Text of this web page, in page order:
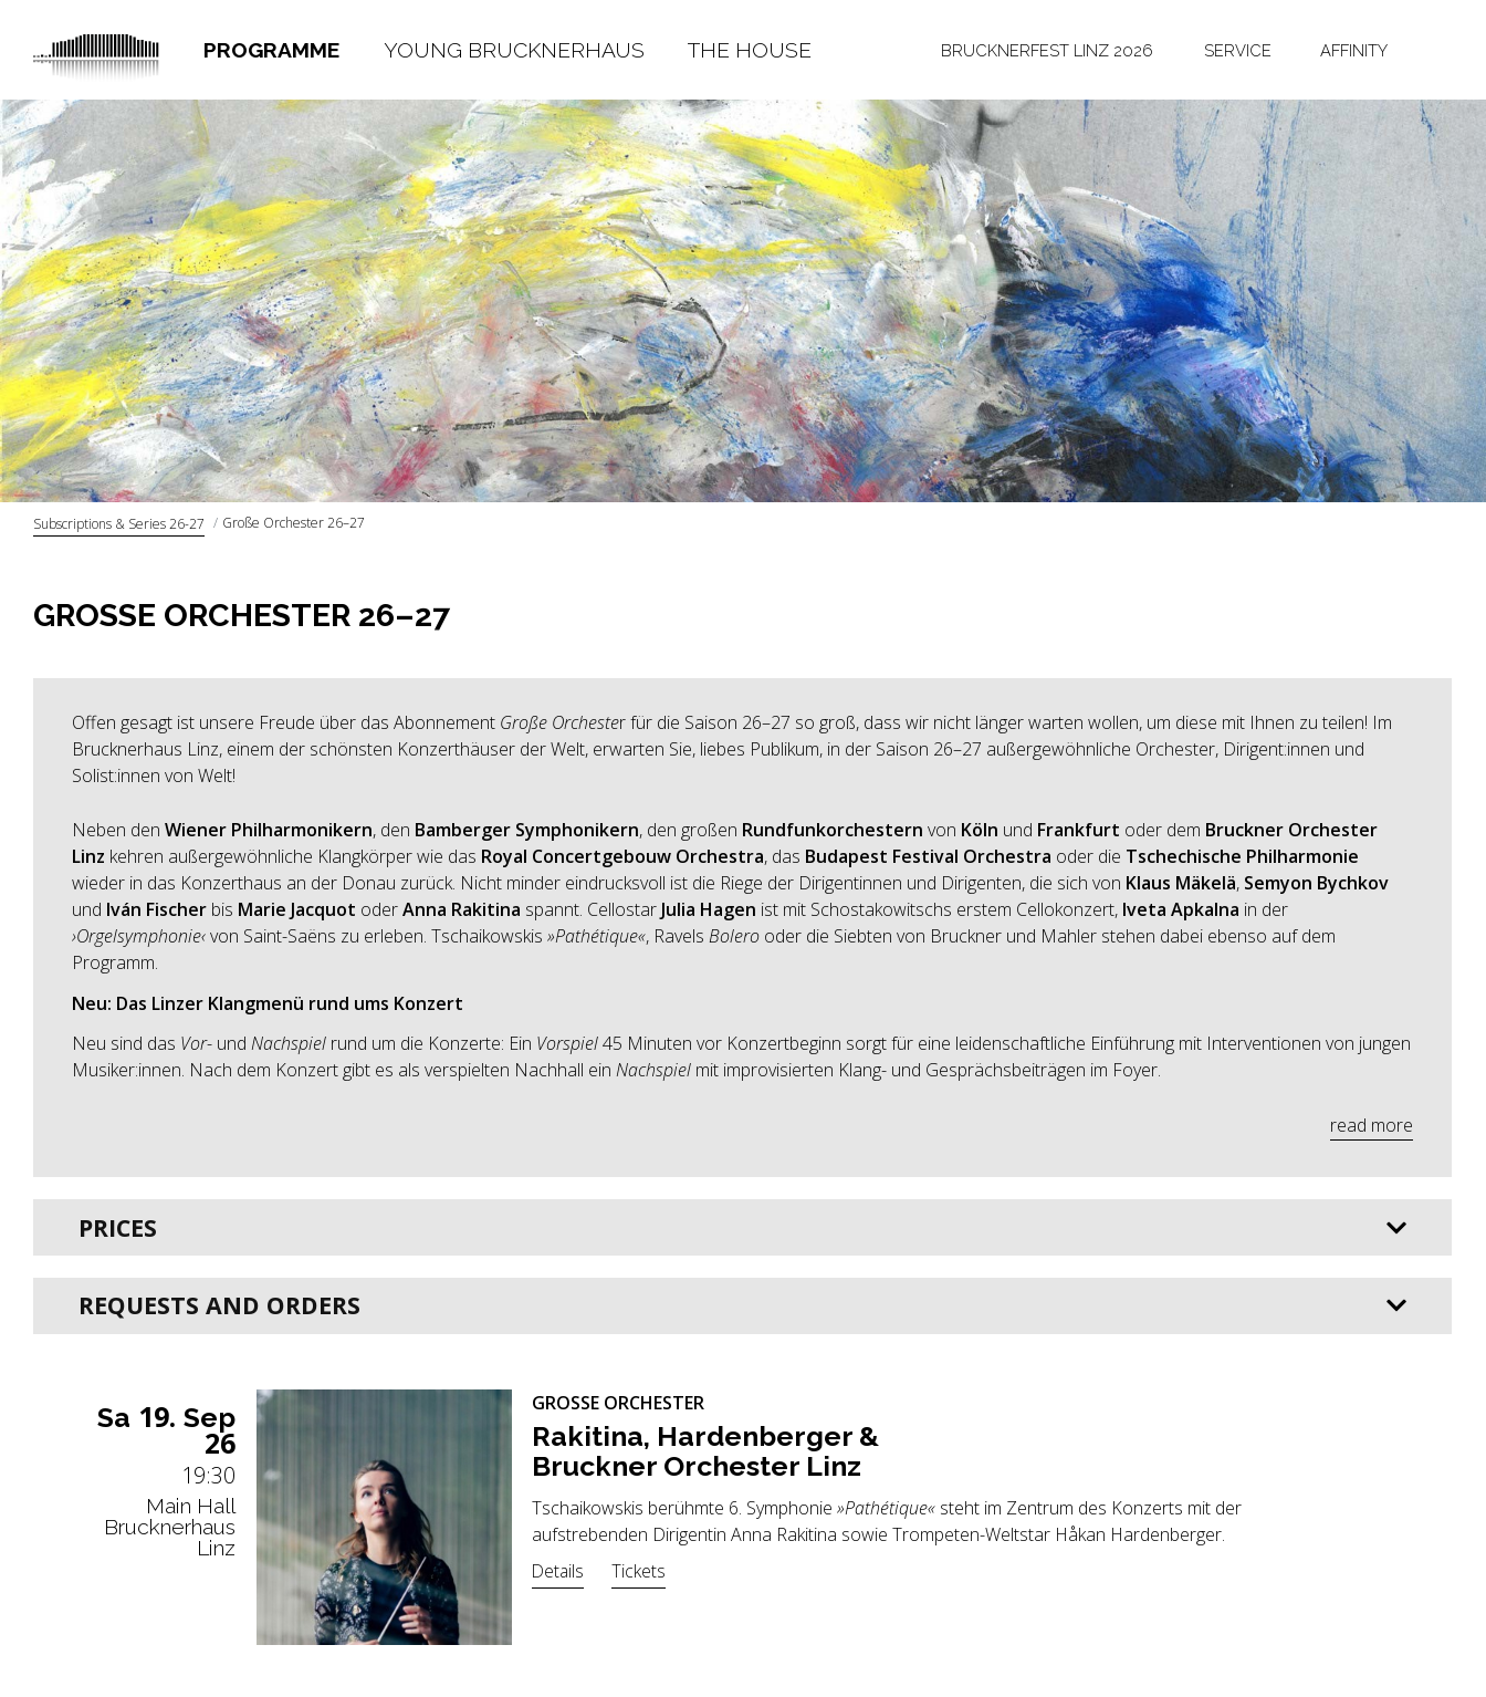
PROGRAMME YOUNG BRUCKNERHAUS THE HOUSE BRUCKNERFEST LINZ 2026 SERVICE AFFINITY
Subscriptions & Series 26-27 Große Orchester 26–27
GROSSE ORCHESTER 26–27
Offen gesagt ist unsere Freude über das Abonnement Große Orchester für die Saison 26–27 so groß, dass wir nicht länger warten wollen, um diese mit Ihnen zu teilen! Im
Brucknerhaus Linz, einem der schönsten Konzerthäuser der Welt, erwarten Sie, liebes Publikum, in der Saison 26–27 außergewöhnliche Orchester, Dirigent:innen und
Solist:innen von Welt!
Neben den Wiener Philharmonikern, den Bamberger Symphonikern, den großen Rundfunkorchestern von Köln und Frankfurt oder dem Bruckner Orchester
Linz kehren außergewöhnliche Klangkörper wie das Royal Concertgebouw Orchestra, das Budapest Festival Orchestra oder die Tschechische Philharmonie
wieder in das Konzerthaus an der Donau zurück. Nicht minder eindrucksvoll ist die Riege der Dirigentinnen und Dirigenten, die sich von Klaus Mäkelä, Semyon Bychkov
und Iván Fischerbis Marie Jacquot oderAnna Rakitina spannt. Cellostar Julia Hagen ist mit Schostakowitschs erstem Cellokonzert,Iveta Apkalna in der
›Orgelsymphonie‹von Saint-Saëns zu erleben. Tschaikowskis »Pathétique«, Ravels Bolerooder die Siebten von Bruckner und Mahler stehen dabei ebenso auf dem
Programm.
Neu: Das Linzer Klangmenü rund ums Konzert
Neu sind das Vor- und Nachspielrund um die Konzerte: Ein Vorspiel45 Minuten vor Konzertbeginn sorgt für eine leidenschaftliche Einführung mit Interventionen von jungen
Musiker:innen. Nach dem Konzert gibt es als verspielten Nachhall ein Nachspielmit improvisierten Klang- und Gesprächsbeiträgen im Foyer.
read more
PRICES
REQUESTS AND ORDERS
Sa 19. Sep
26
19:30
Main Hall
Brucknerhaus
Linz
GROSSE ORCHESTER
Ra­ki­ti­na, Har­den­ber­ger &
Bruck­ner Or­ches­ter Linz
Tschaikowskis berühmte 6. Symphonie »Pathétique«steht im Zentrum des Konzerts mit der
aufstrebenden Dirigentin Anna Rakitina sowie Trompeten-Weltstar Håkan Hardenberger.
Details
Tickets